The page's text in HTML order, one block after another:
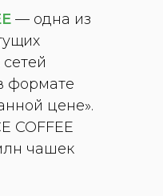
— одна из
формате
цене».
COFFEE
чашек